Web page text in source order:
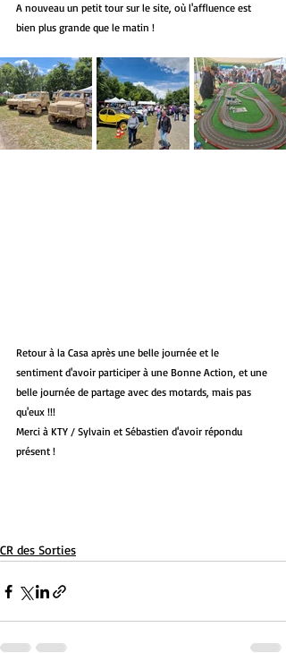
A nouveau un petit tour sur le site, où l'affluence est
bien plus grande que le matin !
Retour à la Casa après une belle journée et le
sentiment d'avoir participer à une Bonne Action, et une
belle journée de partage avec des motards, mais pas
qu'eux !!!
Merci à KTY / Sylvain et Sébastien d'avoir répondu
présent !
CR des Sorties